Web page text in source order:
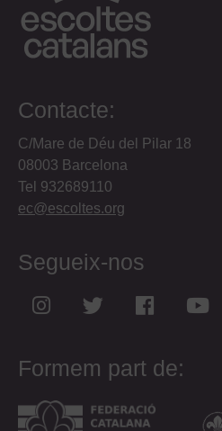
Contacte:
C/Mare de Déu del Pilar 18
08003 Barcelona
Tel 932689110
ec@escoltes.org
Segueix-nos
Formem part de: